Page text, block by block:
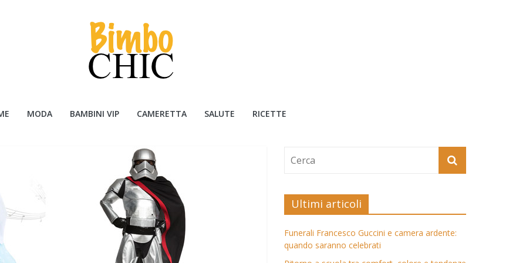
MODA BAMBINI VIP CAMERETTA SALUTE RICETTE
Ultimi articoli
Funerali Francesco Guccini e camera ardente:
quando saranno celebrati